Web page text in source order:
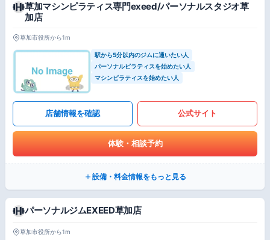
草加マシンピラティス専門exeed/パーソナルスタジオ草
加店
草加市役所から1m
駅から5分以内のジムに通いたい人
パーソナルピラティスを始めたい人
マシンピラティスを始めたい人
店舗情報を確認 公式サイト
体験・相談予約
設備・料金情報をもっと見る
パーソナルジムEXEED草加店
草加市役所から1m